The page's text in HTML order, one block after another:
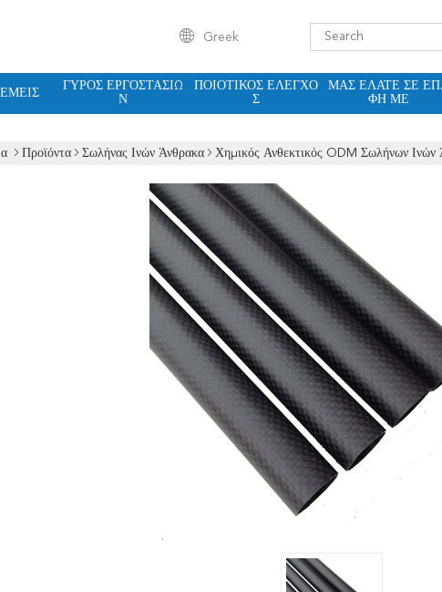
Greek
ΓΎΡΟΣ ΕΡΓΟΣΤΑΣΊΩ
Ν
ΠΟΙΟΤΙΚΌΣ ΈΛΕΓΧΟ
Σ
ΜΑΣ ΕΛΆΤΕ ΣΕ
ΦΉ ΜΕ
Προϊόντα Σωλήνας Ινών Άνθρακα Χημικός Ανθεκτικός ODM Σωλήνων